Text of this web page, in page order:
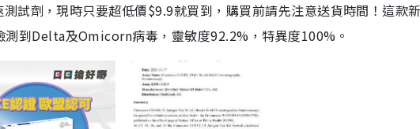
試劑，現時只要超低價$9.9就買到，購買前請先注意送貨時間！這款
到Delta及Omicorn病毒，靈敏度92.2%，特異度100%。